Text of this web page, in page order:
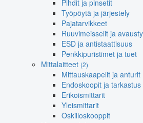
Pihdit ja pinsetit
Työpöytä ja järjestely
Pajatarvikkeet
Ruuvimeisselit ja
ESD ja antistaattisuus
Penkkipuristimet ja tuet
Mittalaitteet (2)
Mittauskaapelit ja anturit
Endoskoopit ja tarkastus
Erikoismittarit
Yleismittarit
Oskilloskooppit